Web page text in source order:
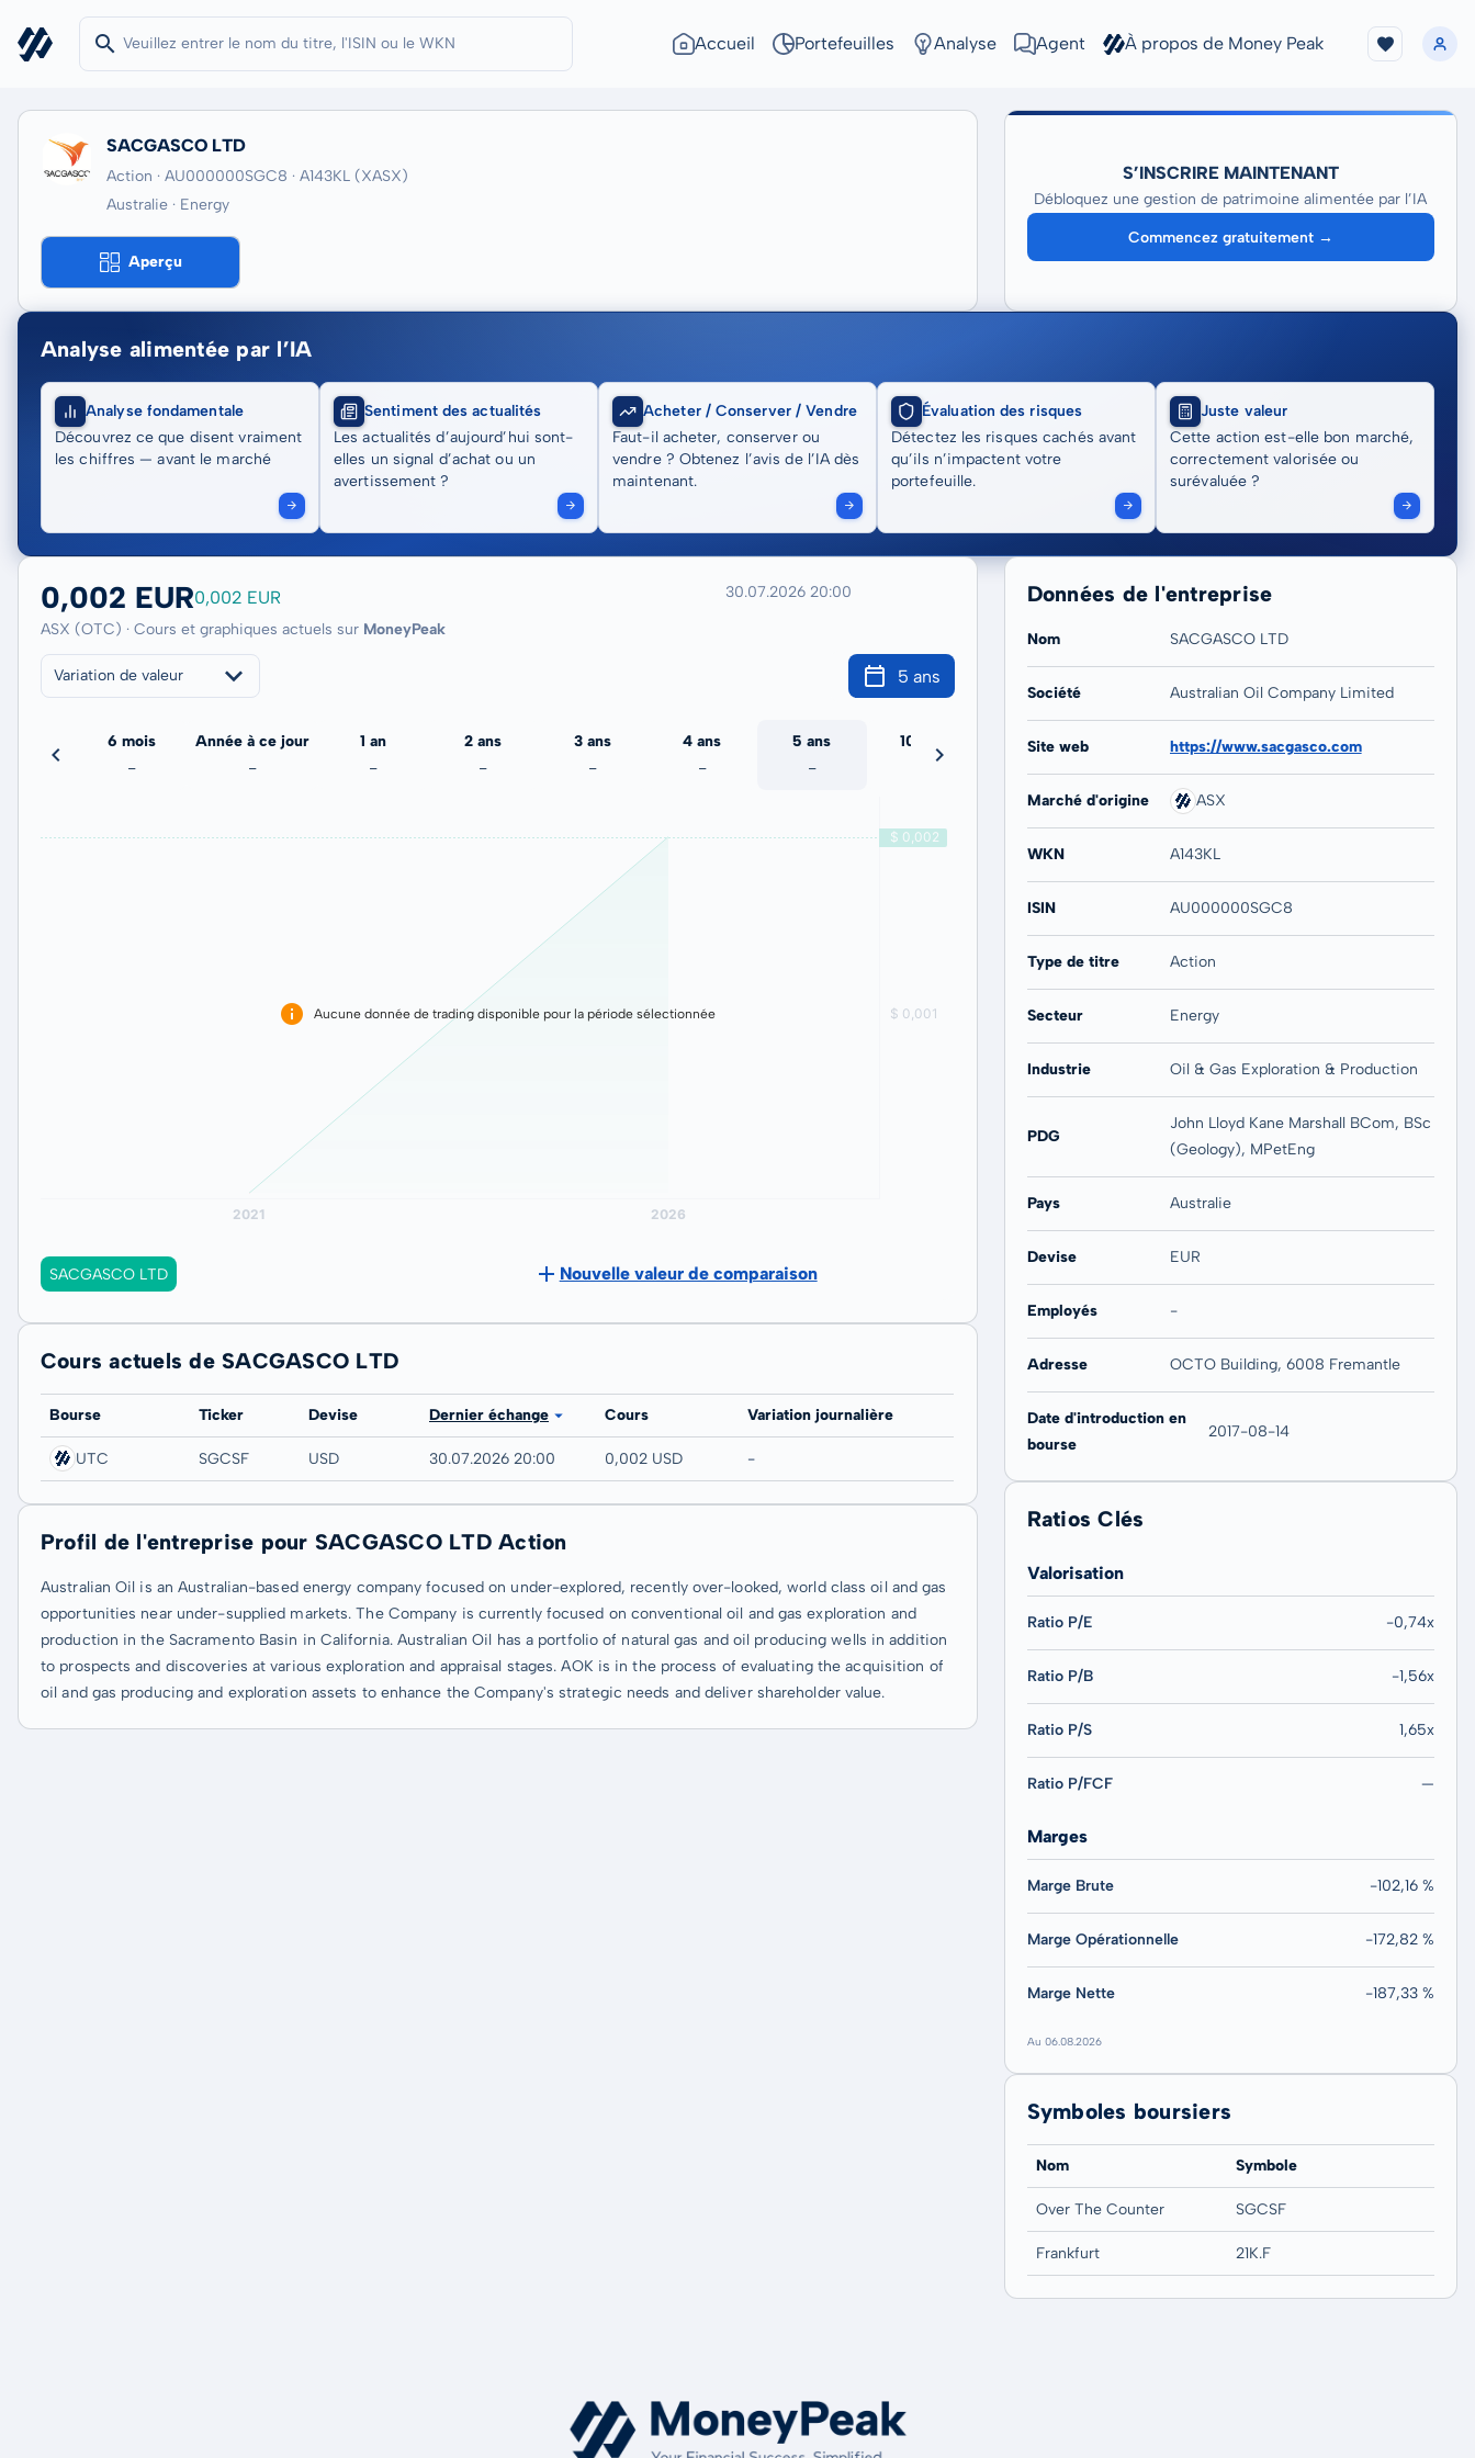
Accueil Portefeuilles Analyse Agent À propos de Money Peak
SACGASCO LTD
Action · AU000000SGC8 · A143KL (XASX)
Australie · Energy
Aperçu
S’INSCRIRE MAINTENANT
Débloquez une gestion de patrimoine alimentée par l’IA
Commencez gratuitement →
Analyse alimentée par l’IA
Analyse fondamentale
Découvrez ce que disent vraiment
les chiffres — avant le marché
Sentiment des actualités
Les actualités d’aujourd’hui sont-
elles un signal d’achat ou un
avertissement ?
Acheter / Conserver / Vendre
Faut-il acheter, conserver ou
vendre ? Obtenez l’avis de l’IA dès
maintenant.
Évaluation des risques
Détectez les risques cachés avant
qu’ils n’impactent votre
portefeuille.
Juste valeur
Cette action est-elle bon marché,
correctement valorisée ou
surévaluée ?
0,002 EUR0,002 EUR
ASX (OTC) · Cours et graphiques actuels sur MoneyPeak
30.07.2026 20:00
Variation de valeur 5 ans
6 mois
-
Année à ce jour
-
1 an
-
2 ans
-
3 ans
-
4 ans
-
5 ans
-
10 ans 20 ans
Aucune donnée de trading disponible pour la période sélectionnée
SACGASCO LTD Nouvelle valeur de comparaison
Cours actuels de SACGASCO LTD
Bourse Ticker Devise Dernier échange Cours Variation journalière
UTC SGCSF USD 30.07.2026 20:00 0,002 USD -
Profil de l'entreprise pour SACGASCO LTD Action
Australian Oil is an Australian-based energy company focused on under-explored, recently over-looked, world class oil and gas
opportunities near under-supplied markets. The Company is currently focused on conventional oil and gas exploration and
production in the Sacramento Basin in California. Australian Oil has a portfolio of natural gas and oil producing wells in addition
to prospects and discoveries at various exploration and appraisal stages. AOK is in the process of evaluating the acquisition of
oil and gas producing and exploration assets to enhance the Company's strategic needs and deliver shareholder value.
Données de l'entreprise
Nom SACGASCO LTD
Société Australian Oil Company Limited
Site web https://www.sacgasco.com
Marché d'origine ASX
WKN A143KL
ISIN AU000000SGC8
Type de titre Action
Secteur Energy
Industrie Oil & Gas Exploration & Production
PDG
John Lloyd Kane Marshall BCom, BSc
(Geology), MPetEng
Pays Australie
Devise EUR
Employés -
Adresse OCTO Building, 6008 Fremantle
Date d'introduction en
bourse
2017-08-14
Ratios Clés
Valorisation
Ratio P/E -0,74x
Ratio P/B -1,56x
Ratio P/S 1,65x
Ratio P/FCF —
Marges
Marge Brute -102,16 %
Marge Opérationnelle -172,82 %
Marge Nette -187,33 %
Au 06.08.2026
Symboles boursiers
Nom Symbole
Over The Counter SGCSF
Frankfurt 21K.F